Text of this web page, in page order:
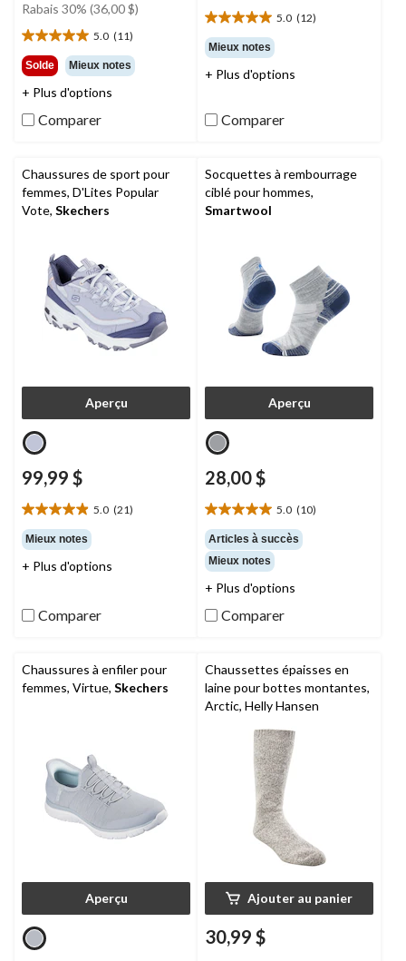
Rabais 30% (36,00 $)
5.0 (11)
5.0
étoile(s)
sur
5.
11
évaluations
Solde Mieux notes
+ Plus d'options
Comparer
5.0 (12)
5.0
étoile(s)
sur
5.
évaluations
Mieux notes
+ Plus d'options
Comparer
Chaussures de sport pour
femmes, D'Lites Popular
Vote, Skechers
Aperçu
99,99 $
5.0 (21)
5.0
étoile(s)
sur
5.
Mieux notes
+ Plus d'options
Comparer
Socquettes à rembourrage
ciblé pour hommes,
Smartwool
Aperçu
28,00 $
5.0 (10)
5.0
étoile(s)
sur
5.
10
Articles à succès
Mieux notes
+ Plus d'options
Comparer
Chaussures à enfiler pour
femmes, Virtue, Skechers
Aperçu
Chaussettes épaisses en
laine pour bottes montantes,
Arctic, Helly Hansen
Ajouter au panier
30,99 $